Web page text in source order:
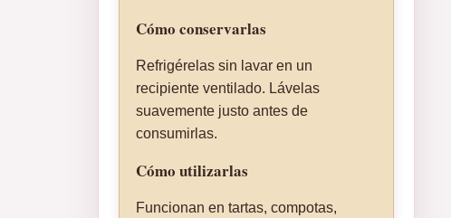
Cómo conservarlas
Refrigérelas sin lavar en un
recipiente ventilado. Lávelas
suavemente justo antes de
consumirlas.
Cómo utilizarlas
Funcionan en tartas, compotas,